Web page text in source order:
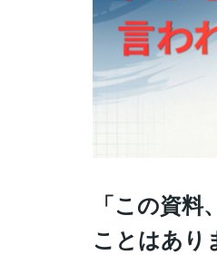
「この資
ことはあり